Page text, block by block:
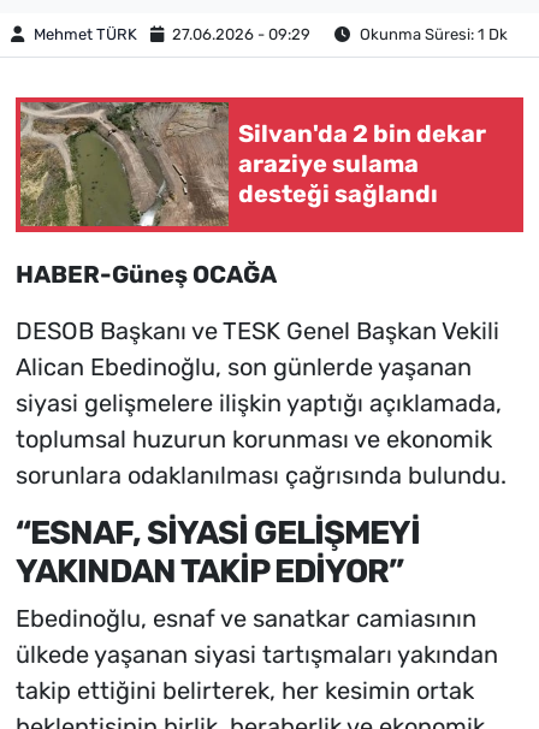
Mehmet TÜRK 27.06.2026 - 09:29 Okunma Süresi: 1 Dk
Silvan'da 2 bin dekar
araziye sulama
desteği sağlandı
HABER-Güneş OCAĞA
DESOB Başkanı ve TESK Genel Başkan Vekili
Alican Ebedinoğlu, son günlerde yaşanan
siyasi gelişmelere ilişkin yaptığı açıklamada,
toplumsal huzurun korunması ve ekonomik
sorunlara odaklanılması çağrısında bulundu.
“ESNAF, SİYASİ GELİŞMEYİ
YAKINDAN TAKİP EDİYOR”
Ebedinoğlu, esnaf ve sanatkar camiasının
ülkede yaşanan siyasi tartışmaları yakından
takip ettiğini belirterek, her kesimin ortak